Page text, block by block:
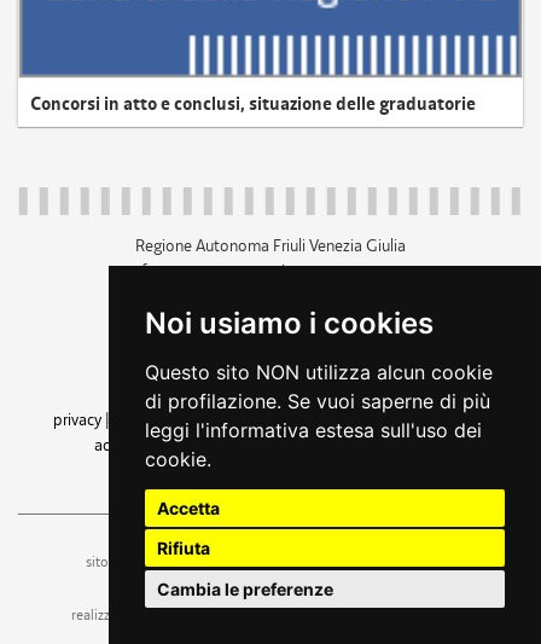
Noi usiamo i cookies
Questo sito NON utilizza alcun cookie
di profilazione. Se vuoi saperne di più
leggi l'informativa estesa sull'uso dei
cookie.
Accetta
Rifiuta
Cambia le preferenze
Concorsi in atto e conclusi, situazione delle graduatorie
Regione Autonoma Friuli Venezia Giulia
c.f. 80014930327; p.iva 00526040324
+39 040 3771111
amministrazione trasparente
privacy
cookie |note legali accessibilità
dichiarazione di
accessibilità| feedback
cambio preferenze cookie
sito a cura dell'ufficio stampa e comunicazione
realizzazione